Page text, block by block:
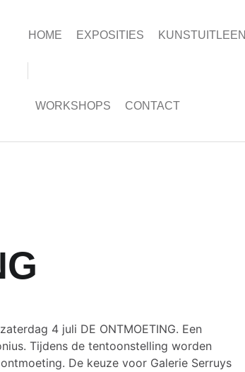
HOME
EXPOSITIES KUNSTUITLEEN
WORKSHOPS CONTACT
4 juli DE ONTMOETING. Een
Tijdens de tentoonstelling worden
De keuze voor Galerie Serruys